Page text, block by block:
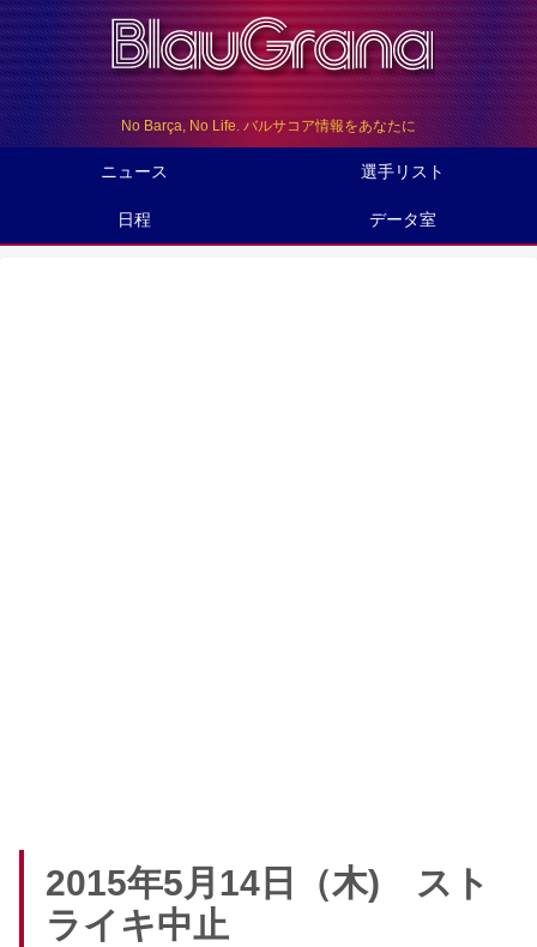
No Barça, No Life. バルサコア情報をあなたに
ニュース 選手リスト
日程 データ室
2015年5月14日（木) スト
ライキ中止